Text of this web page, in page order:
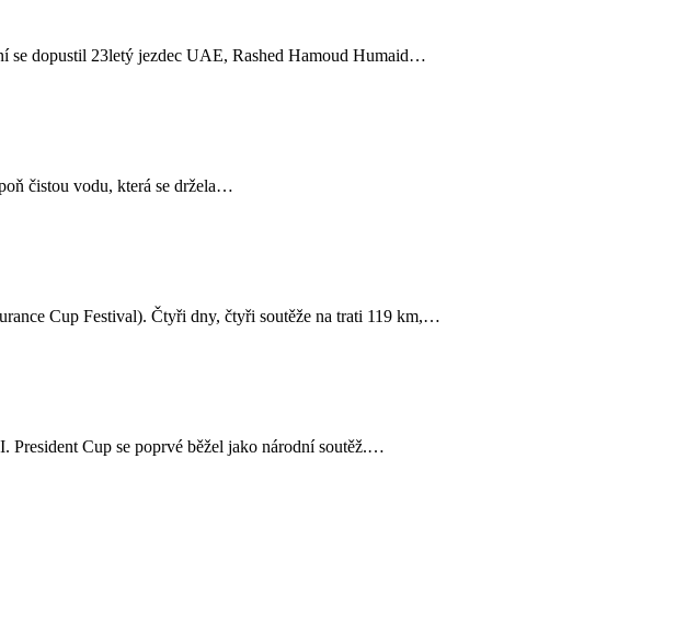
se dopustil 23letý jezdec UAE, Rashed Hamoud Humaid…
čistou vodu, která se držela…
Cup Festival). Čtyři dny, čtyři soutěže na trati 119 km,…
President Cup se poprvé běžel jako národní soutěž.…